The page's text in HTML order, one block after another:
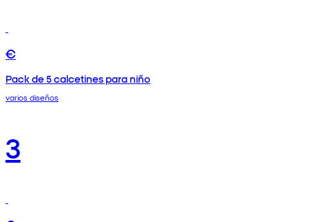
€
Pack de 5 calcetines para niño
varios diseños
3